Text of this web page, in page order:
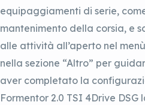
equipaggiamenti di serie,
mantenimento della corsia, e
alle attività all’aperto nel
nella sezione “Altro” per
aver completato la
Formentor 2.0 TSI 4Drive